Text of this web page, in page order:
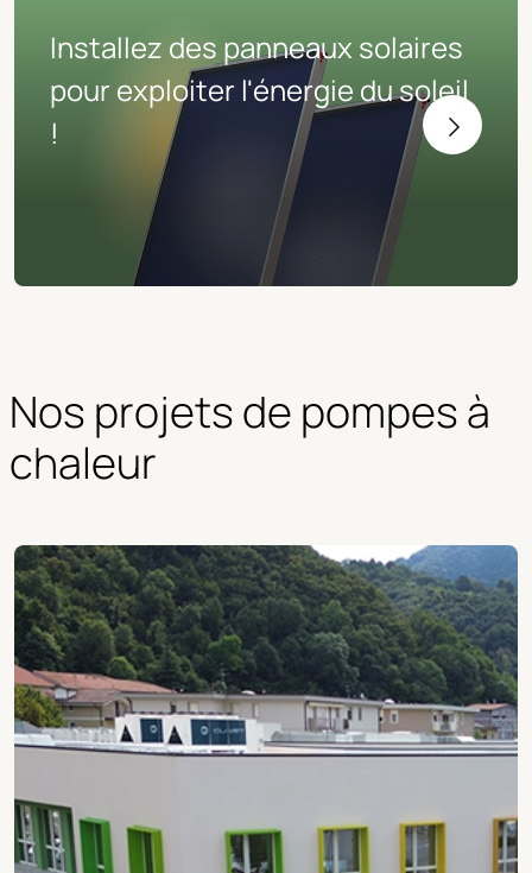
Installez des panneaux solaires
pour exploiter l'énergie du soleil
!
Nos projets de pompes à
chaleur